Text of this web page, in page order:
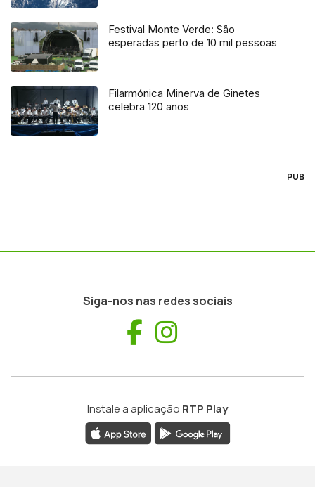
Festival Monte Verde: São
esperadas perto de 10 mil pessoas
Filarmónica Minerva de Ginetes
celebra 120 anos
PUB
Siga-nos nas redes sociais
Facebook
Instale a aplicação RTP Play